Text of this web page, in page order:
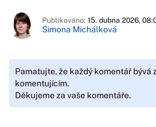
Publikováno: 15. dubna 2026,
Simona Michálková
Pamatujte, že každý komentář bývá
komentujícím.
Děkujeme za vaše komentáře.